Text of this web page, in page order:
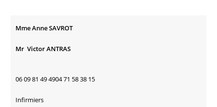
Mme Anne SAVROT
Mr Victor ANTRAS
06 09 81 49 4904 71 58 38 15
Infirmiers